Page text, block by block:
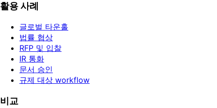
활용 사례
글로벌 타운홀
법률 협상
RFP 및 입찰
IR 통화
문서 승인
규제 대상 workflow
비교